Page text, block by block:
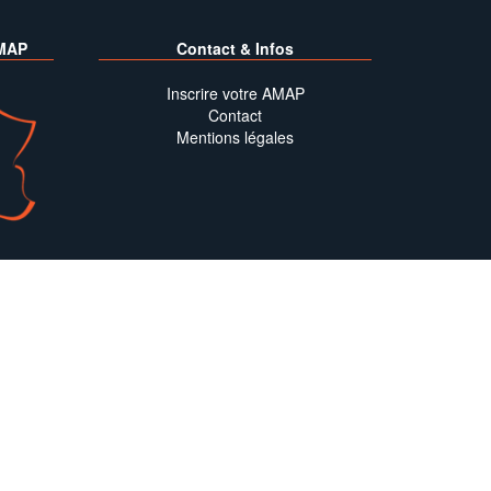
Contact & Infos
Inscrire votre AMAP
Contact
Mentions légales